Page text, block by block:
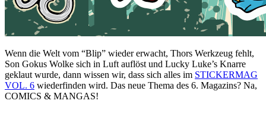
Wenn die Welt vom “Blip” wieder erwacht, Thors Werkzeug fehlt,
Son Gokus Wolke sich in Luft auflöst und Lucky Luke’s Knarre
geklaut wurde, dann wissen wir, dass sich alles im STICKERMAG
VOL. 6 wiederfinden wird. Das neue Thema des 6. Magazins? Na,
COMICS & MANGAS!